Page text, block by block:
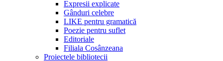
Expresii explicate
Gânduri celebre
LIKE pentru gramatică
Poezie pentru suflet
Editoriale
Filiala Cosânzeana
Proiectele bibliotecii